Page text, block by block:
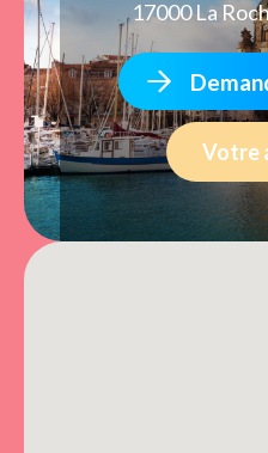
17000 La
Votre